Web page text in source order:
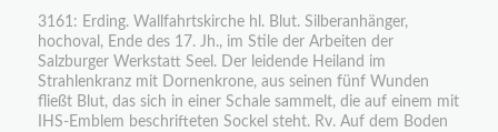
3161: Erding. Wallfahrtskirche hl. Blut. Silberanhänger,
hochoval, Ende des 17. Jh., im Stile der Arbeiten der
Salzburger Werkstatt Seel. Der leidende Heiland im
Strahlenkranz mit Dornenkrone, aus seinen fünf Wunden
fließt Blut, das sich in einer Schale sammelt, die auf einem mit
IHS-Emblem beschrifteten Sockel steht. Rv. Auf dem Boden